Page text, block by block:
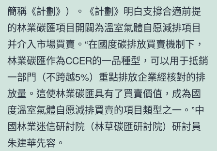
簡稱《計劃》）。《計劃》明白支撐合適前提
的林業碳匯項目開闢為溫室氣體自愿減排項目
并介入市場買賣。“在國度碳排放買賣機制下，
林業碳匯作為CCER的一品種型，可以用于抵銷
一部門（不跨越5%）重點排放企業經核對的排
放量。這使林業碳匯具有了買賣價值，成為國
度溫室氣體自愿減排買賣的項目類型之一。”中
國林業迷信研討院（林草碳匯研討院）研討員
朱建華先容。